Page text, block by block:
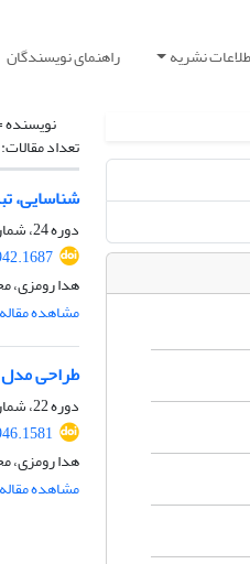
نشریه راهنمای نویسندگان
تعداد مقالات:
شناسایی،
دوره 24، شماره 1، بهار 1400، صفحه
هدا رومزی،
مشاهده مقاله
طراحی
دوره 22، شماره 4، زمستان 1398، صفحه
هدا رومزی،
مشاهده مقاله